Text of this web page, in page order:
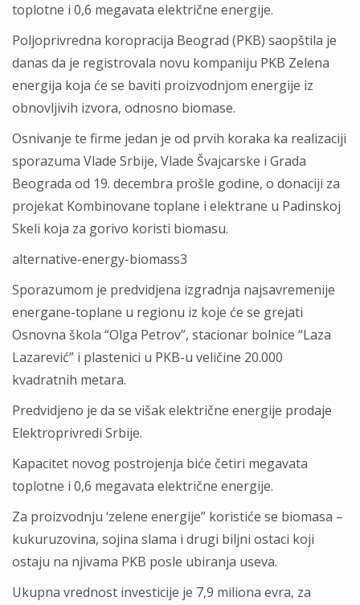
toplotne i 0,6 megavata električne energije.
Poljoprivredna koropracija Beograd (PKB) saopštila je
danas da je registrovala novu kompaniju PKB Zelena
energija koja će se baviti proizvodnjom energije iz
obnovljivih izvora, odnosno biomase.
Osnivanje te firme jedan je od prvih koraka ka realizaciji
sporazuma Vlade Srbije, Vlade Švajcarske i Grada
Beograda od 19. decembra prošle godine, o donaciji za
projekat Kombinovane toplane i elektrane u Padinskoj
Skeli koja za gorivo koristi biomasu.
alternative-energy-biomass3
Sporazumom je predvidjena izgradnja najsavremenije
energane-toplane u regionu iz koje će se grejati
Osnovna škola “Olga Petrov”, stacionar bolnice “Laza
Lazarević” i plastenici u PKB-u veličine 20.000
kvadratnih metara.
Predvidjeno je da se višak električne energije prodaje
Elektroprivredi Srbije.
Kapacitet novog postrojenja biće četiri megavata
toplotne i 0,6 megavata električne energije.
Za proizvodnju ‘zelene energije” koristiće se biomasa –
kukuruzovina, sojina slama i drugi biljni ostaci koji
ostaju na njivama PKB posle ubiranja useva.
Ukupna vrednost investicije je 7,9 miliona evra, za